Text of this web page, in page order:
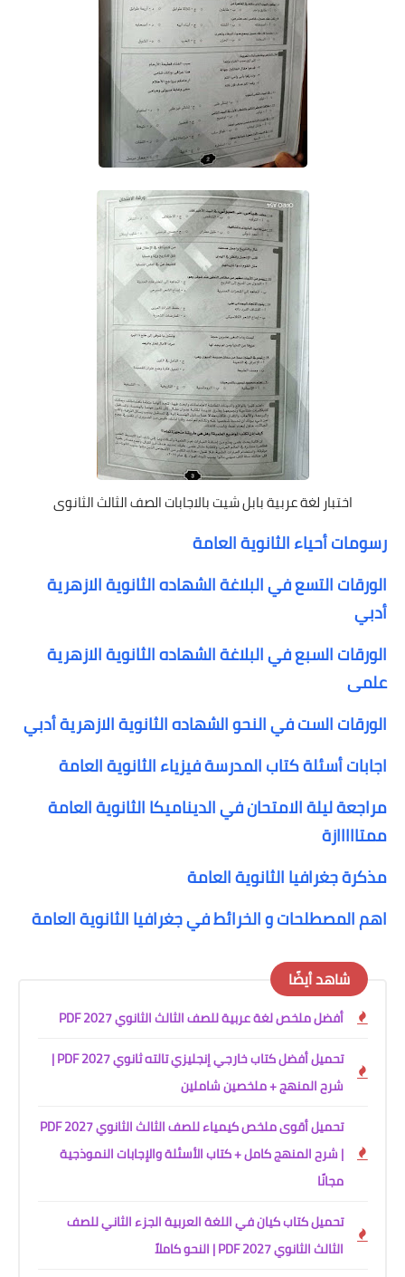
اختبار لغة عربية بابل شيت بالاجابات الصف الثالث الثانوى
رسومات أحياء الثانوية العامة
الورقات التسع في البلاغة الشهاده الثانوية الازهرية
أدبي
الورقات السبع في البلاغة الشهاده الثانوية الازهرية
علمى
الورقات الست في النحو الشهاده الثانوية الازهرية أدبي
اجابات أسئلة كتاب المدرسة فيزياء الثانوية العامة
مراجعة ليلة الامتحان في الديناميكا الثانوية العامة
ممتااااازة
مذكرة جغرافيا الثانوية العامة
اهم المصطلحات و الخرائط في جغرافيا الثانوية العامة
شاهد أيضًا
أفضل ملخص لغة عربية للصف الثالث الثانوي 2027 PDF
تحميل أفضل كتاب خارجي إنجليزي تالته ثانوي 2027 PDF |
شرح المنهج + ملخصين شاملين
تحميل أقوى ملخص كيمياء للصف الثالث الثانوي 2027 PDF
| شرح المنهج كامل + كتاب الأسئلة والإجابات النموذجية
مجانًا
تحميل كتاب كيان في اللغة العربية الجزء الثاني للصف
الثالث الثانوي 2027 PDF | النحو كاملاً